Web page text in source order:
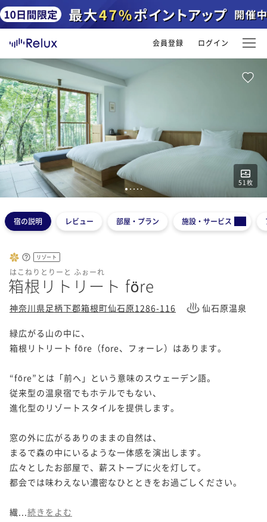
会員登録 ログイン
51 枚
1 2 3 4 5
宿の説明 レビュー 部屋・プラン 施設・サービス
リゾート
はこねりとりーと ふぉーれ
箱根リトリート före
神奈川県足柄下郡箱根町仙石原1286-116 仙石原温泉
緑広がる山の中に、
箱根リトリート före（fore、フォーレ）はあります。
“före”とは「前へ」という意味のスウェーデン語。
従来型の温泉宿でもホテルでもない、
進化型のリゾートスタイルを提供します。
窓の外に広がるありのままの自然は、
まるで森の中にいるような一体感を演出します。
広々としたお部屋で、薪ストーブに火を灯して。
都会では味わえない濃密なひとときをお過ごしください。
繊... 続きをよむ